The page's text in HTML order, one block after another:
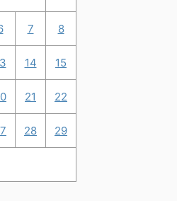
7 8
14 15
21 22
28 29